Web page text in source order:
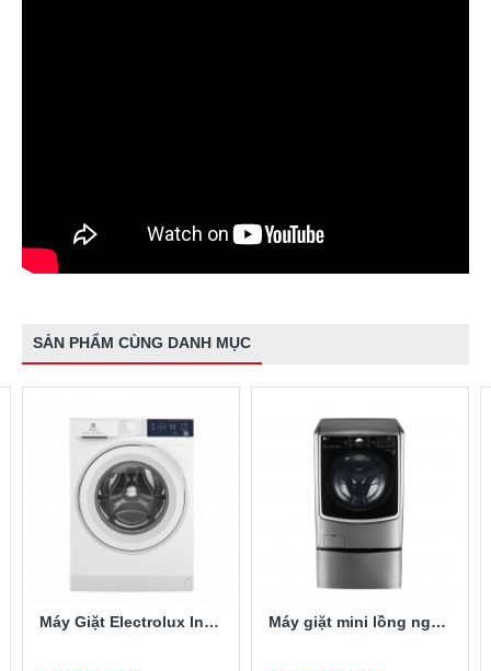
SẢN PHẨM CÙNG DANH MỤC
Máy Giặt Electrolux Inverter 10 Kg EWF1024D3WB Máy giặt mini lồng ngang Twinwash LG T2735NWLV 3.5Kg